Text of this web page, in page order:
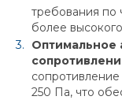
требования по
более
Оптимальное
250 Па, что